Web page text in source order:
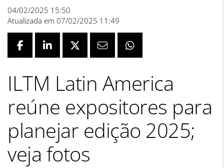
04/02/2025 15:50
Atualizada em 07/02/2025 11:49
ILTM Latin America
reúne expositores para
planejar edição 2025;
veja fotos